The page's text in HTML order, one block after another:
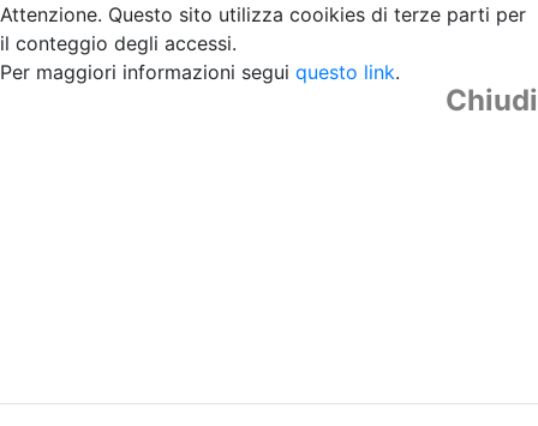
Attenzione. Questo sito utilizza cooikies di terze parti per
il conteggio degli accessi.
Per maggiori informazioni segui questo link.
Chiudi